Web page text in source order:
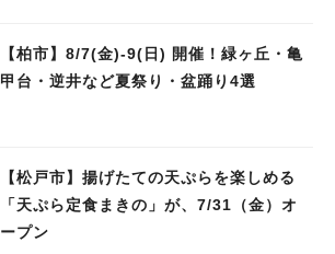
【柏市】8/7(金)‐9(日) 開催！緑ヶ丘・亀
甲台・逆井など夏祭り・盆踊り4選
【松戸市】揚げたての天ぷらを楽しめる
「天ぷら定食まきの」が、7/31（金）オ
ープン